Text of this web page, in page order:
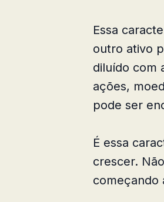
Essa
outro ativo
diluído com
ações,
pode ser
É essa
crescer.
começando